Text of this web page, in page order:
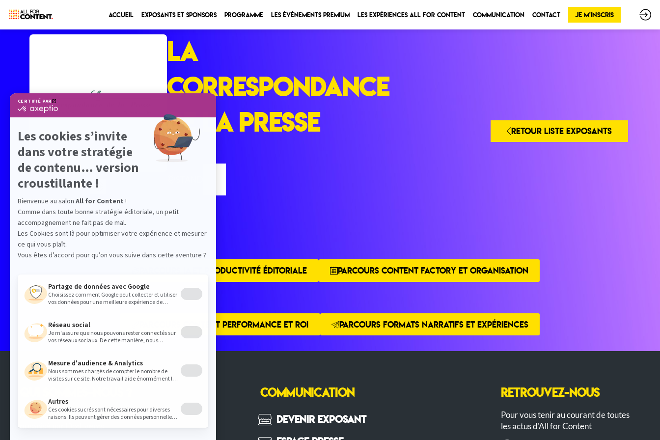
Accueil Exposants et sponsors Programme Les Événements Premium Les expériences All for Content Communication Contact Je m'inscris
RETOUR LISTE EXPOSANTS
LA
CORRESPONDANCE
DE LA PRESSE
PARCOURS IA ET PRODUCTIVITÉ ÉDITORIALE PARCOURS CONTENT FACTORY ET ORGANISATION
PARCOURS CONTENT PERFORMANCE ET ROI PARCOURS FORMATS NARRATIFS ET EXPÉRIENCES
All for Content est un événement
organisé par DotEvents
COMMUNICATION
Devenir Exposant
RETROUVEZ-NOUS
Pour vous tenir au courant de toutes
les actus d'All for Content